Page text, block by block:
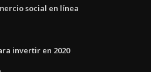
social en línea
invertir en 2020